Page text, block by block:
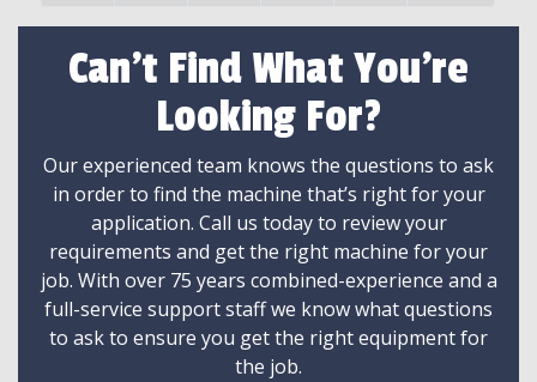
Can't Find What You're
Looking For?
Our experienced team knows the questions to ask
in order to find the machine that’s right for your
application. Call us today to review your
requirements and get the right machine for your
job. With over 75 years combined-experience and a
full-service support staff we know what questions
to ask to ensure you get the right equipment for
the job.